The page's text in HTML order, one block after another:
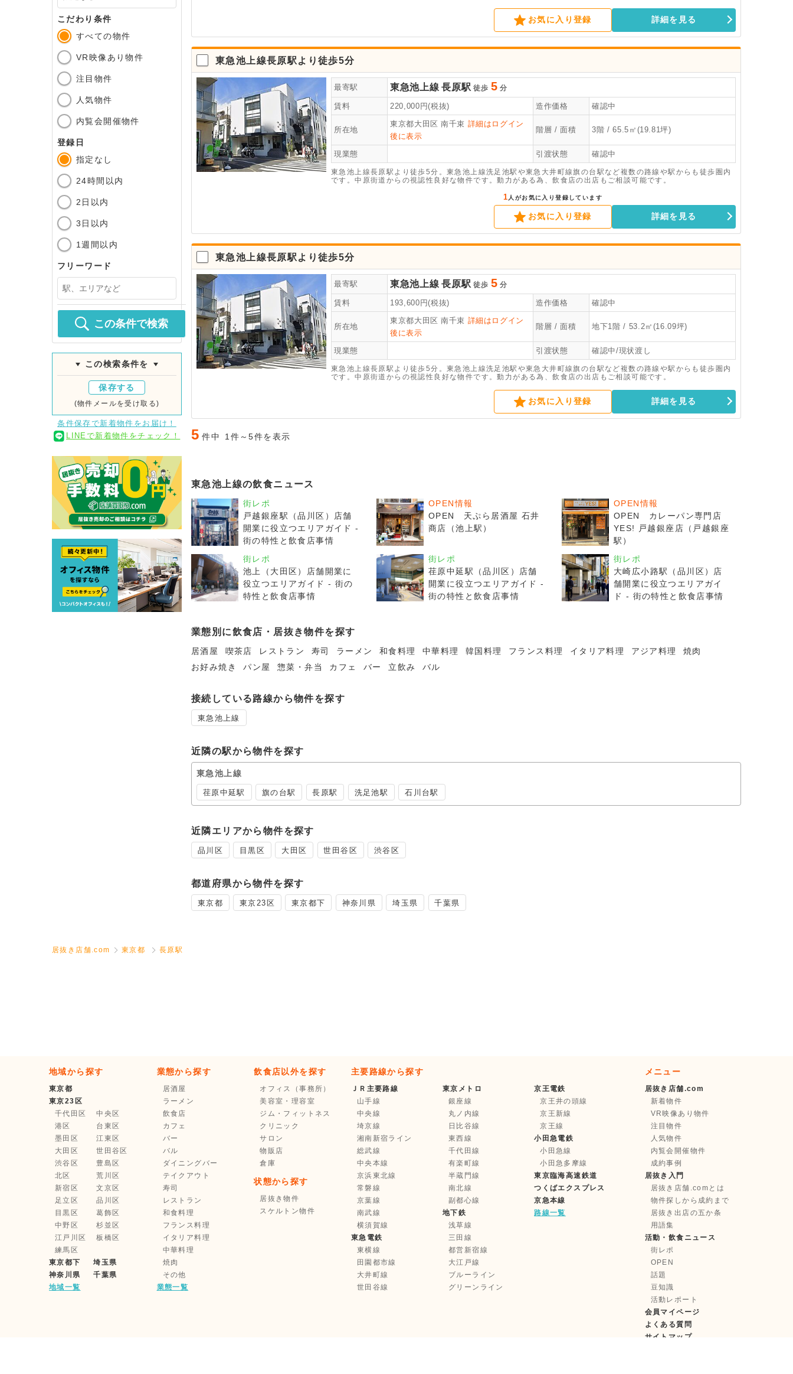
こだわり条件
すべての物件
VR映像あり物件
注目物件
人気物件
内覧会開催物件
登録日
指定なし
24時間以内
2日以内
3日以内
1週間以内
フリーワード
この条件で検索
この検索条件を
保存する
(物件メールを受け取る)
条件保存で新着物件をお届け！
LINEで新着物件をチェック！
お気に入り登録 詳細を見る
東急池上線長原駅より徒歩5分
最寄駅 東急池上線 長原駅 徒歩 5 分
賃料 220,000 円(税抜) 造作価格 確認中
所在地
東京都大田区 南千束 詳細はログイン
後に表示
階層 / 面積 3階 / 65.5㎡(19.81坪)
現業態 引渡状態 確認中
東急池上線長原駅より徒歩5分。東急池上線洗足池駅や東急大井町線旗の台駅など複数の路線や駅からも徒歩圏内
です。中原街道からの視認性良好な物件です。動力がある為、飲食店の出店もご相談可能です。
1 人がお気に入り登録しています
お気に入り登録 詳細を見る
東急池上線長原駅より徒歩5分
最寄駅 東急池上線 長原駅 徒歩 5 分
賃料 193,600 円(税抜) 造作価格 確認中
所在地
東京都大田区 南千束 詳細はログイン
後に表示
階層 / 面積 地下1階 / 53.2㎡(16.09坪)
現業態 引渡状態 確認中/現状渡し
東急池上線長原駅より徒歩5分。東急池上線洗足池駅や東急大井町線旗の台駅など複数の路線や駅からも徒歩圏内
です。中原街道からの視認性良好な物件です。動力がある為、飲食店の出店もご相談可能です。
お気に入り登録 詳細を見る
5 件中 1件～5件を表示
東急池上線の飲食ニュース
街レポ
戸越銀座駅（品川区）店舗
開業に役立つエリアガイド -
街の特性と飲食店事情
OPEN情報
OPEN 天ぷら居酒屋 石井
商店（池上駅）
OPEN情報
OPEN カレーパン専門店
YES! 戸越銀座店（戸越銀座
駅）
街レポ
池上（大田区）店舗開業に
役立つエリアガイド - 街の
特性と飲食店事情
街レポ
荏原中延駅（品川区）店舗
開業に役立つエリアガイド -
街の特性と飲食店事情
街レポ
大崎広小路駅（品川区）店
舗開業に役立つエリアガイ
ド - 街の特性と飲食店事情
業態別に飲食店・居抜き物件を探す
居酒屋 喫茶店 レストラン 寿司 ラーメン 和食料理 中華料理 韓国料理 フランス料理 イタリア料理 アジア料理
焼肉
お好み焼き
パン屋 惣菜・弁当 カフェ バー 立飲み バル
接続している路線から物件を探す
東急池上線
近隣の駅から物件を探す
東急池上線
荏原中延駅 旗の台駅 長原駅 洗足池駅 石川台駅
近隣エリアから物件を探す
品川区 目黒区 大田区 世田谷区 渋谷区
都道府県から物件を探す
東京都 東京23区 東京都下 神奈川県 埼玉県 千葉県
居抜き店舗.com 東京都 長原駅
地域から探す
東京都
東京23区
千代田区
中央区
港区
台東区
墨田区
江東区
大田区
世田谷区
渋谷区
豊島区
北区
荒川区
新宿区
文京区
足立区
品川区
目黒区
葛飾区
中野区
杉並区
江戸川区
板橋区
練馬区
東京都下
埼玉県
神奈川県
千葉県
地域一覧
業態から探す
居酒屋
ラーメン
飲食店
カフェ
バー
バル
ダイニングバー
テイクアウト
寿司
レストラン
和食料理
フランス料理
イタリア料理
中華料理
焼肉
その他
業態一覧
飲食店以外を探す
オフィス（事務所）
美容室・理容室
ジム・フィットネス
クリニック
サロン
物販店
倉庫
状態から探す
居抜き物件
スケルトン物件
主要路線から探す
ＪＲ主要路線
山手線
中央線
埼京線
湘南新宿ライン
総武線
中央本線
京浜東北線
常磐線
京葉線
南武線
横須賀線
東急電鉄
東横線
田園都市線
大井町線
世田谷線
東京メトロ
銀座線
丸ノ内線
日比谷線
東西線
千代田線
有楽町線
半蔵門線
南北線
副都心線
地下鉄
浅草線
三田線
都営新宿線
大江戸線
ブルーライン
グリーンライン
京王電鉄
京王井の頭線
京王新線
京王線
小田急電鉄
小田急線
小田急多摩線
東京臨海高速鉄道
つくばエクスプレス
京急本線
路線一覧
メニュー
居抜き店舗.com
新着物件
VR映像あり物件
注目物件
人気物件
内覧会開催物件
成約事例
居抜き入門
居抜き店舗.comとは
物件探しから成約まで
居抜き出店の五か条
用語集
活動・飲食ニュース
街レポ
OPEN
話題
豆知識
活動レポート
会員マイページ
よくある質問
サイトマップ